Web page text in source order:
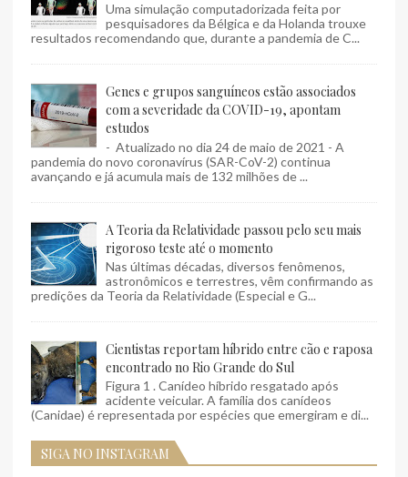
Uma simulação computadorizada feita por
pesquisadores da Bélgica e da Holanda trouxe
resultados recomendando que, durante a pandemia de C...
Genes e grupos sanguíneos estão associados
com a severidade da COVID-19, apontam
estudos
- Atualizado no dia 24 de maio de 2021 - A
pandemia do novo coronavírus (SAR-CoV-2) continua
avançando e já acumula mais de 132 milhões de ...
A Teoria da Relatividade passou pelo seu mais
rigoroso teste até o momento
Nas últimas décadas, diversos fenômenos,
astronômicos e terrestres, vêm confirmando as
predições da Teoria da Relatividade (Especial e G...
Cientistas reportam híbrido entre cão e raposa
encontrado no Rio Grande do Sul
Figura 1 . Canídeo híbrido resgatado após
acidente veicular. A família dos canídeos
(Canidae) é representada por espécies que emergiram e di...
SIGA NO INSTAGRAM